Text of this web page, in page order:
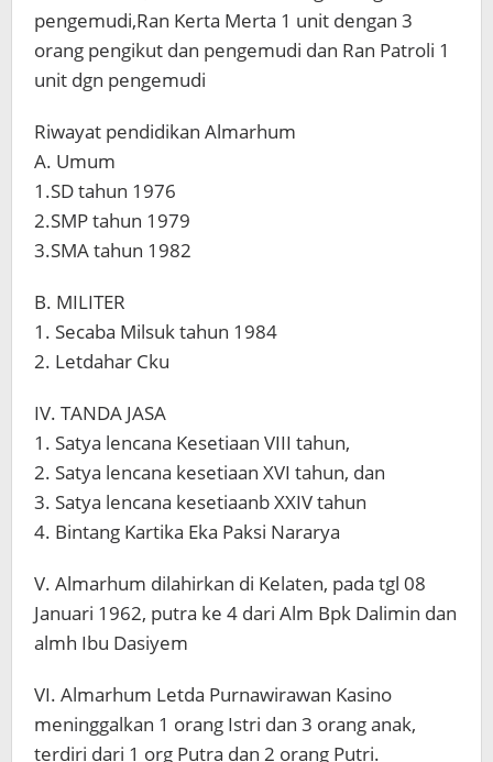
pengemudi,Ran Kerta Merta 1 unit dengan 3
orang pengikut dan pengemudi dan Ran Patroli 1
unit dgn pengemudi
Riwayat pendidikan Almarhum
A. Umum
1.SD tahun 1976
2.SMP tahun 1979
3.SMA tahun 1982
B. MILITER
1. Secaba Milsuk tahun 1984
2. Letdahar Cku
IV. TANDA JASA
1. Satya lencana Kesetiaan VIII tahun,
2. Satya lencana kesetiaan XVI tahun, dan
3. Satya lencana kesetiaanb XXIV tahun
4. Bintang Kartika Eka Paksi Nararya
V. Almarhum dilahirkan di Kelaten, pada tgl 08
Januari 1962, putra ke 4 dari Alm Bpk Dalimin dan
almh Ibu Dasiyem
VI. Almarhum Letda Purnawirawan Kasino
meninggalkan 1 orang Istri dan 3 orang anak,
terdiri dari 1 org Putra dan 2 orang Putri.